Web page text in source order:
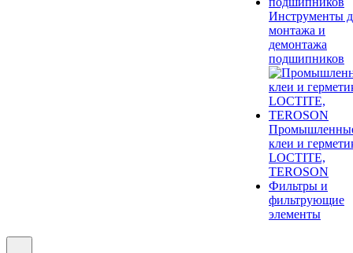
Инструменты
монтажа и
демонтажа
подшипников
клеи и
LOCTITE,
TEROSON
Фильтры и
фильтрующие
элементы